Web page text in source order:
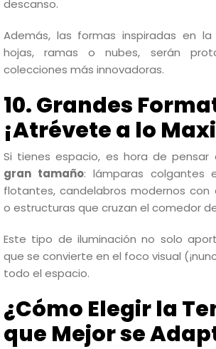
descanso.
Además, las formas inspiradas en
hojas, ramas o nubes, serán
colecciones más innovadoras.
10. Grandes
¡Atrévete a lo
Si tienes espacio, es hora de pensar
gran tamaño: lámparas colgantes
flotantes, candelabros modernos
o estructuras que cruzan el comedor
Este tipo de iluminación no solo
que se convierte en el foco visual
todo el espacio.
¿Cómo Elegir la
que Mejor se